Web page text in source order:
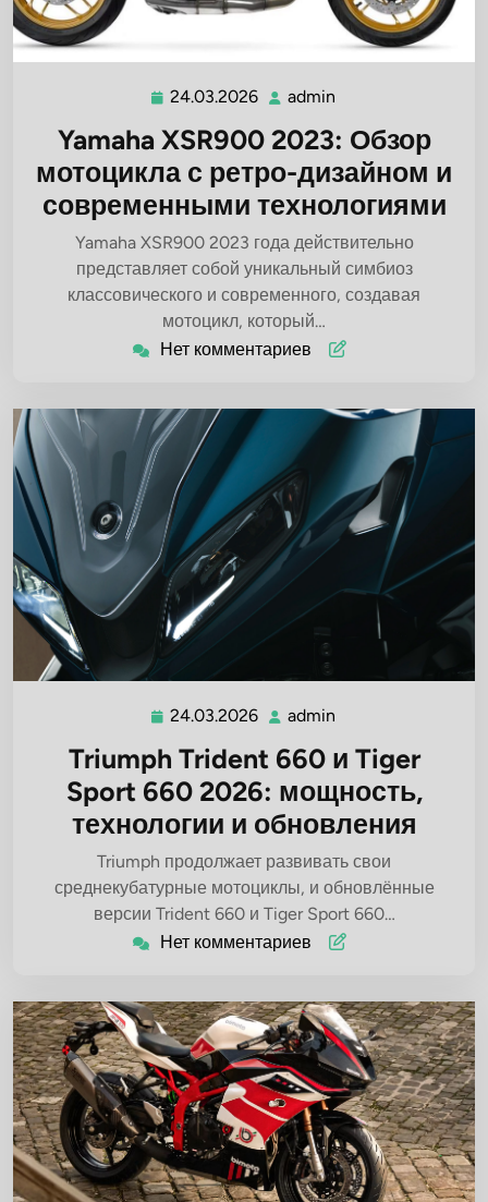
24.03.2026 24.03.2026
admin
Yamaha XSR900 2023: Обзор
мотоцикла с ретро-дизайном и
современными технологиями
Yamaha XSR900 2023 года действительно
представляет собой уникальный симбиоз
классовического и современного, создавая
мотоцикл, который…
Нет комментариев
24.03.2026 24.03.2026
admin
Triumph Trident 660 и Tiger
Sport 660 2026: мощность,
технологии и обновления
Triumph продолжает развивать свои
среднекубатурные мотоциклы, и обновлённые
версии Trident 660 и Tiger Sport 660…
Нет комментариев